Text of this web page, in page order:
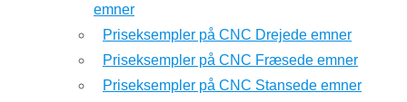
emner
Priseksempler på CNC Drejede emner
Priseksempler på CNC Fræsede emner
Priseksempler på CNC Stansede emner